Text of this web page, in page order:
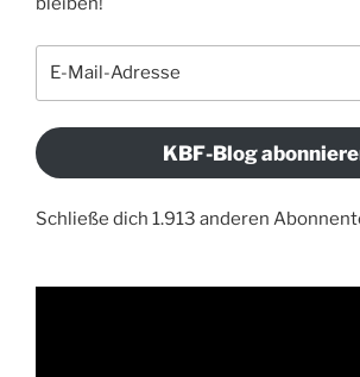
KBF-Blog
Schließe dich 1.913 anderen